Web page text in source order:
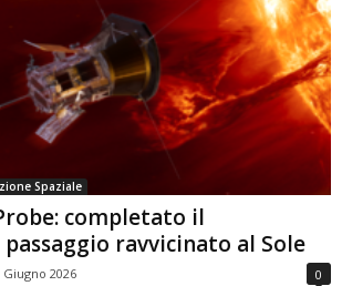
Spaziale
completato il
ravvicinato al Sole
Giugno 2026 0